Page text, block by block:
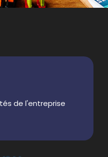
de l'entreprise